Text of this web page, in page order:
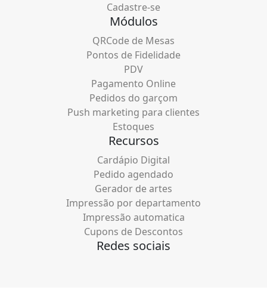
Cadastre-se
Módulos
QRCode de Mesas
Pontos de Fidelidade
PDV
Pagamento Online
Pedidos do garçom
Push marketing para clientes
Estoques
Recursos
Cardápio Digital
Pedido agendado
Gerador de artes
Impressão por departamento
Impressão automatica
Cupons de Descontos
Redes sociais